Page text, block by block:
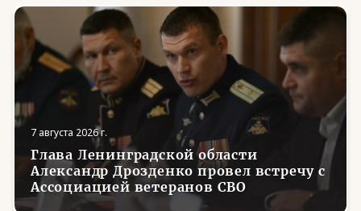
7 августа 2026 г.
Глава Ленинградской области
Александр Дрозденко провел встречу с
Ассоциацией ветеранов СВО